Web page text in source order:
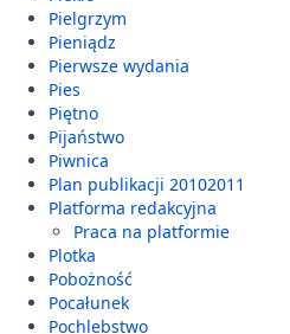
Pielgrzym
Pieniądz
Pierwsze wydania
Pies
Piętno
Pijaństwo
Piwnica
Plan publikacji 20102011
Platforma redakcyjna
Praca na platformie
Plotka
Pobożność
Pocałunek
Pochlebstwo